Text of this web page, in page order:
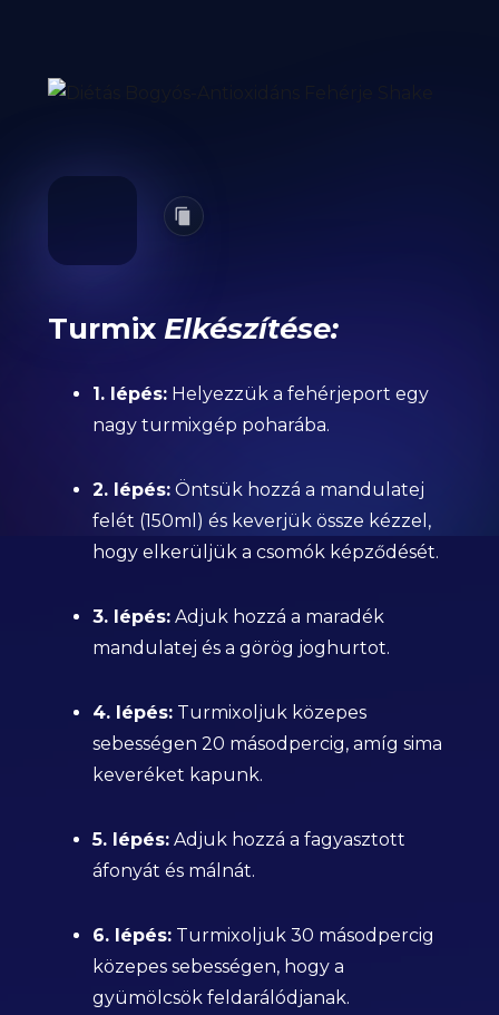
Turmix Elkészítése:
1. lépés:Helyezzük a fehérjeport egy
nagy turmixgép poharába.
2. lépés:Öntsük hozzá a mandulatej
felét (150ml) és keverjük össze kézzel,
hogy elkerüljük a csomók képződését.
3. lépés:Adjuk hozzá a maradék
mandulatej és a görög joghurtot.
4. lépés:Turmixoljuk közepes
sebességen 20 másodpercig, amíg sima
keveréket kapunk.
5. lépés:Adjuk hozzá a fagyasztott
áfonyát és málnát.
6. lépés:Turmixoljuk 30 másodpercig
közepes sebességen, hogy a
gyümölcsök feldarálódjanak.